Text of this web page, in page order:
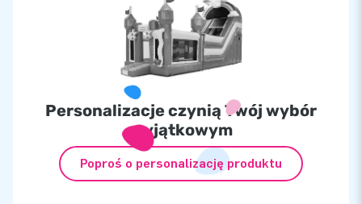
Personalizacje czynią Twój wybór
wyjątkowym
Poproś o personalizację produktu